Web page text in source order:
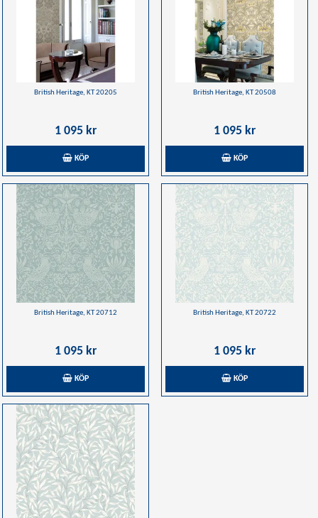
British Heritage, KT 20205
1 095 kr
KÖP
British Heritage, KT 20508
1 095 kr
KÖP
British Heritage, KT 20712
1 095 kr
KÖP
British Heritage, KT 20722
1 095 kr
KÖP